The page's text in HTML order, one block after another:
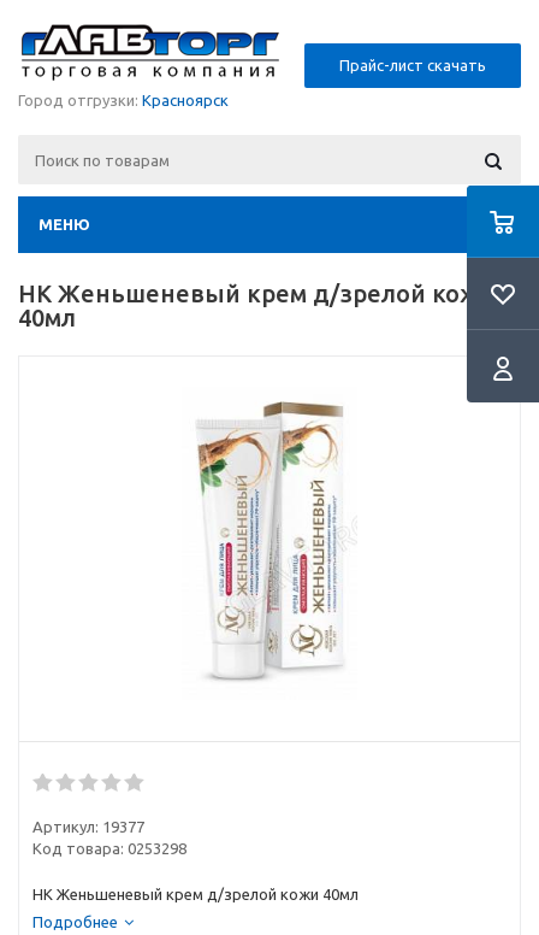
Прайс-лист скачать
Город отгрузки: Красноярск
МЕНЮ
НК Женьшеневый крем д/зрелой кожи
40мл
Артикул: 19377
Код товара: 0253298
НК Женьшеневый крем д/зрелой кожи 40мл
Подробнее